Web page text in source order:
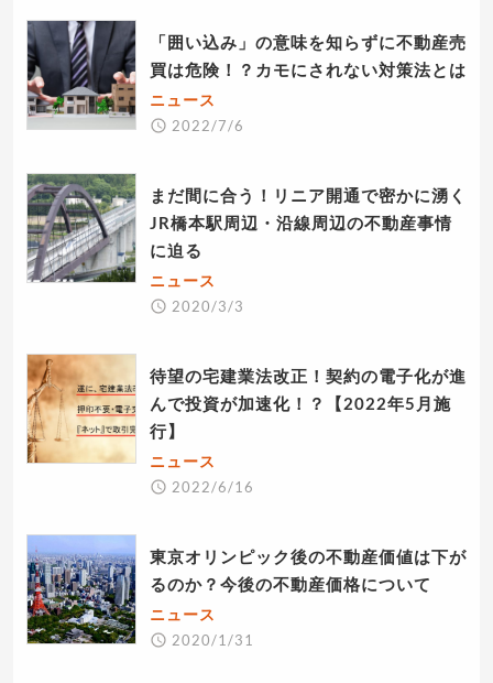
「囲い込み」の意味を知らずに不動産売
買は危険！？カモにされない対策法とは
ニュース
2022/7/6
まだ間に合う！リニア開通で密かに湧く
JR橋本駅周辺・沿線周辺の不動産事情
に迫る
ニュース
2020/3/3
待望の宅建業法改正！契約の電子化が進
んで投資が加速化！？【2022年5月施
行】
ニュース
2022/6/16
東京オリンピック後の不動産価値は下が
るのか？今後の不動産価格について
ニュース
2020/1/31